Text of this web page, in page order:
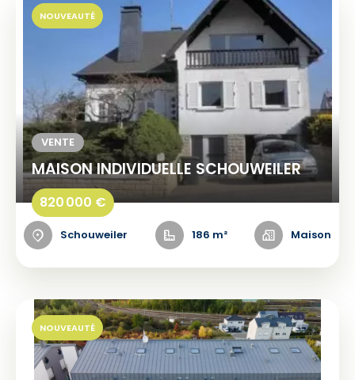
VENTE
MAISON INDIVIDUELLE SCHOUWEILER
820 000 €
Schouweiler 186 m² Maison
NOUVEAUTÉ
NOUVEAUTÉ